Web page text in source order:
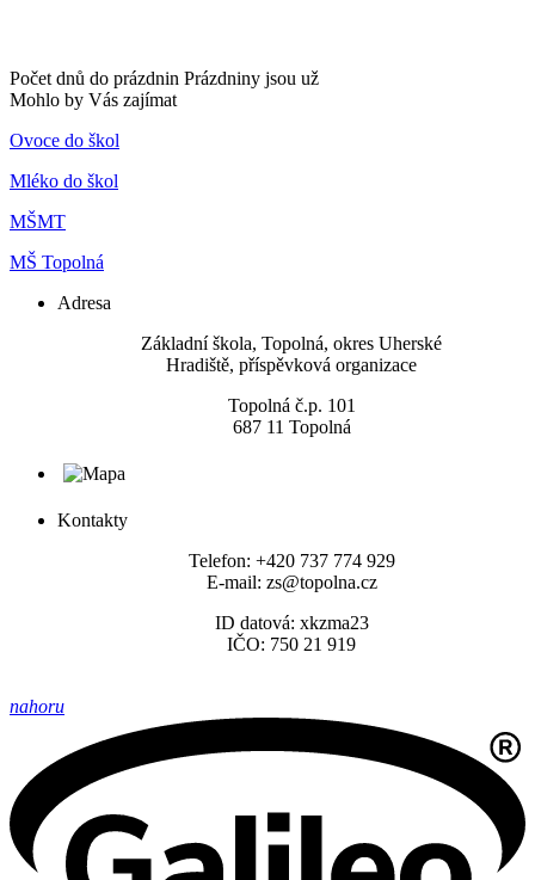
Počet dnů do prázdnin Prázdniny jsou už
Mohlo by Vás zajímat
Ovoce do škol
Mléko do škol
MŠMT
MŠ Topolná
Adresa
​Základní škola, Topolná, okres Uherské
Hradiště, příspěvková organizace
Topolná č.p. 101
687 11 Topolná
Kontakty
Telefon: +420 737 774 929
E-mail: zs@topolna.cz
ID datová: xkzma23
IČO: 750 21 919
nahoru